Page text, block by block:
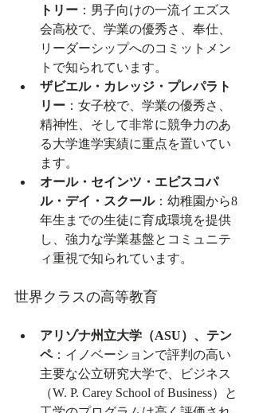
トリー ：男子向けの一流イエズス
会高校で、学業の優秀さ、奉仕、
リーダーシップへのコミットメン
トで知られています。
ザビエル・カレッジ・プレパラト
リー ：女子校で、学業の優秀さ、
精神性、そして非常に競争力のあ
る大学進学実績に重点を置いてい
ます。
オール・セインツ・エピスコパ
ル・デイ・スクール：幼稚園から8
年生までの生徒に育成環境を提供
し、強力な学業基盤とコミュニテ
ィ重視で知られています。
世界クラスの高等教育
アリゾナ州立大学（ASU）、テン
ペ：イノベーションで評判の高い
主要な公立研究大学で、ビジネス
（W. P. Carey School of Business）と